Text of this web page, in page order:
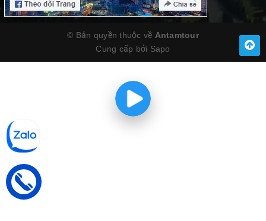
© Bản quyền thuộc về Antamtour
Cung cấp bởi Sapo